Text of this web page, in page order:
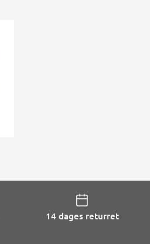
14 dages returret